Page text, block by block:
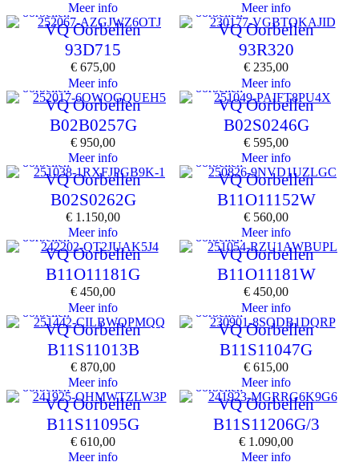
Meer info
Meer info
oorbellen
VQ Oorbellen
93D715
€ 675,00
Meer info
oorbellen
VQ Oorbellen
93R320
€ 235,00
Meer info
oorbellen
VQ Oorbellen
B02B0257G
€ 950,00
Meer info
oorbellen
VQ Oorbellen
B02S0246G
€ 595,00
Meer info
oorbellen
VQ Oorbellen
B02S0262G
€ 1.150,00
Meer info
oorbellen
VQ Oorbellen
B11O11152W
€ 560,00
Meer info
oorbellen
VQ Oorbellen
B11O11181G
€ 450,00
Meer info
oorbellen
VQ Oorbellen
B11O11181W
€ 450,00
Meer info
oorbellen
VQ Oorbellen
B11S11013B
€ 870,00
Meer info
oorbellen
VQ Oorbellen
B11S11047G
€ 615,00
Meer info
oorbellen
VQ Oorbellen
B11S11095G
€ 610,00
Meer info
oorbellen
VQ Oorbellen
B11S11206G/3
€ 1.090,00
Meer info